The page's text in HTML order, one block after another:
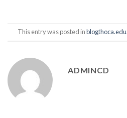
This entry was posted in
ADMINCD